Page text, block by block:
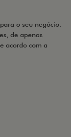
o seu negócio.
de apenas
acordo com a